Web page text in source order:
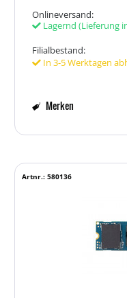
Onlineversand:
Lagernd (Lieferung
Filialbestand:
In 3-5 Werktagen
Merken
Artnr.: 580136